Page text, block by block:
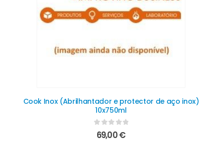
Cook Inox (Abrilhantador e protector de aço inox)
10x750ml
0out of 5
69,00€